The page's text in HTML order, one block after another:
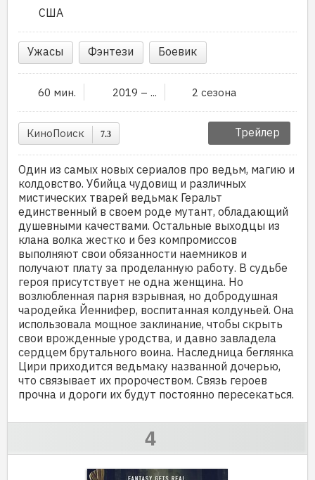
США
Ужасы Фэнтези Боевик
60 мин. 2019 – ... 2 сезона
КиноПоиск 7.3 Трейлер
Один из самых новых сериалов про ведьм, магию и
колдовство. Убийца чудовищ и различных
мистических тварей ведьмак Геральт
единственный в своем роде мутант, обладающий
душевными качествами. Остальные выходцы из
клана волка жестко и без компромиссов
выполняют свои обязанности наемников и
получают плату за проделанную работу. В судьбе
героя присутствует не одна женщина. Но
возлюбленная парня взрывная, но добродушная
чародейка Йеннифер, воспитанная колдуньей. Она
использовала мощное заклинание, чтобы скрыть
свои врожденные уродства, и давно завладела
сердцем брутального воина. Наследница беглянка
Цири приходится ведьмаку названной дочерью,
что связывает их пророчеством. Связь героев
прочна и дороги их будут постоянно пересекаться.